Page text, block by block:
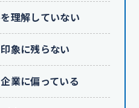
理解していない
象に残らない
業に偏っている